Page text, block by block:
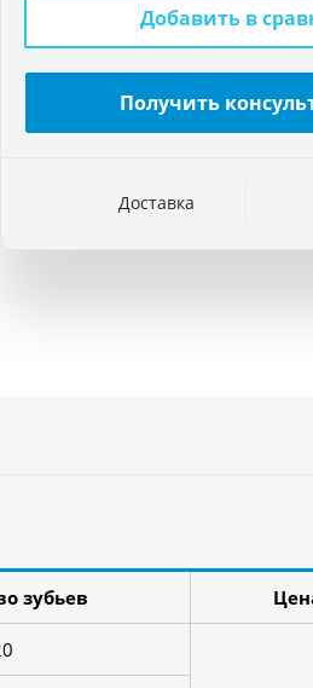
Добавить в
Получить
Доставка
зубьев